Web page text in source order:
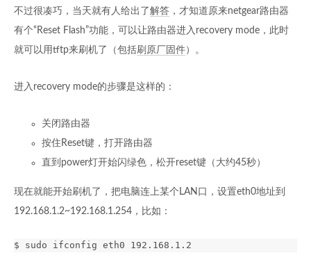
不过很凑巧，当天就有人给出了 解答 ，才知道原来netgear路由器
有个“Reset Flash”功能，可以让路由器进入recovery mode，此时
就可以用tftp来刷机了（包括刷原厂固件）。
进入recovery mode的步骤是这样的：
关闭路由器
按住Reset键，打开路由器
直到power灯开始闪绿色，松开reset键（大约45秒）
现在就能开始刷机了，把电脑连上某个LAN口，设置eth0地址到
192.168.1.2~192.168.1.254，比如：